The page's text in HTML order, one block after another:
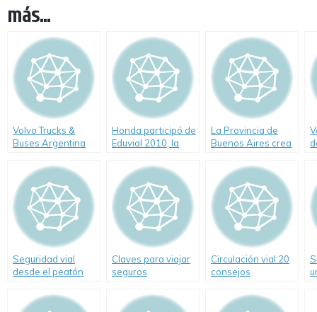
más...
Volvo Trucks &
Buses Argentina
Eduvial 2010, la
primera feria
temática
interactiva dirigida
al público infantil.
Honda participó de
Eduvial 2010, la
de seguridad vial
para niños.
La Provincia de
Buenos Aires crea
escuelas de
conducir
Seguridad vial
desde el peatón
Claves para viajar
seguros
Circulación vial:20
consejos